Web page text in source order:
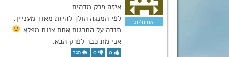
איזה פרק מדהים
לפי המנגה הולך להיות מאוד מעניין.
תודה על התרגום אתם צוות מפלא
אני מת כבר לפרק הבא.
0
0 הגב